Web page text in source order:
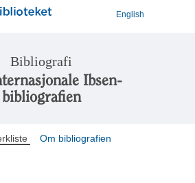
English
Bibliografi
Ibsen-
bibliografien
Om bibliografien